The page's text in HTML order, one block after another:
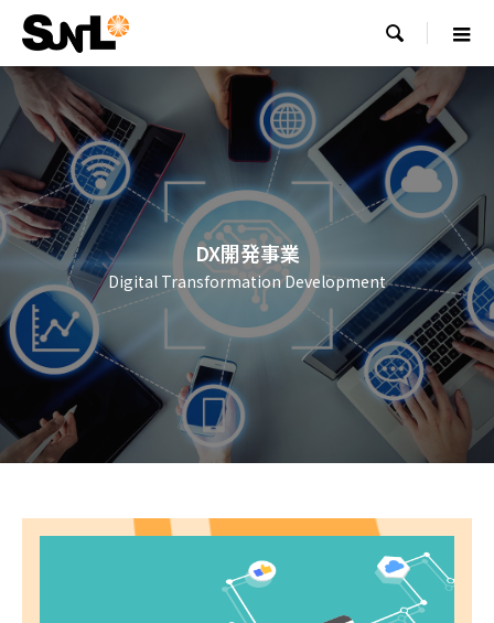

DX開発事業
Digital Transformation Development